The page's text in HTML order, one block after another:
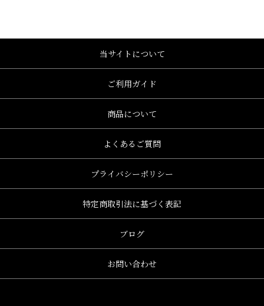
当サイトについて
ご利用ガイド
商品について
よくあるご質問
プライバシーポリシー
特定商取引法に基づく表記
ブログ
お問い合わせ